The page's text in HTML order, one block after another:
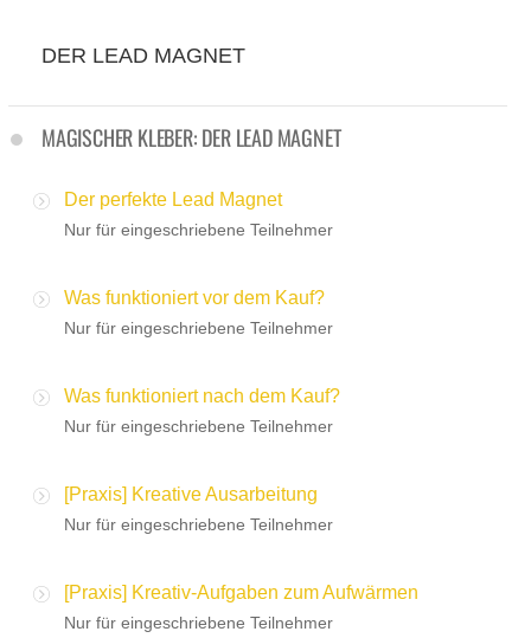
DER LEAD MAGNET
MAGISCHER KLEBER: DER LEAD MAGNET
Der perfekte Lead Magnet
Nur für eingeschriebene Teilnehmer
Was funktioniert vor dem Kauf?
Nur für eingeschriebene Teilnehmer
Was funktioniert nach dem Kauf?
Nur für eingeschriebene Teilnehmer
[Praxis] Kreative Ausarbeitung
Nur für eingeschriebene Teilnehmer
[Praxis] Kreativ-Aufgaben zum Aufwärmen
Nur für eingeschriebene Teilnehmer